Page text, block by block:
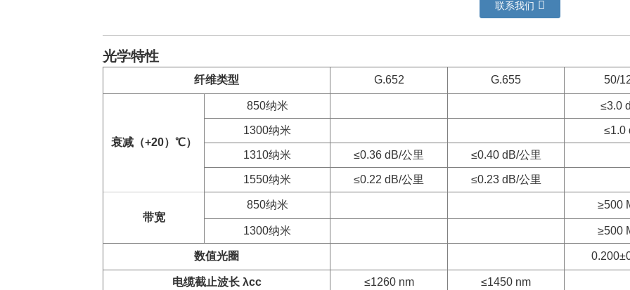
联系我们
光学特性
纤维类型 G.652 G.655 50/
衰减（+20） ℃）
850纳米 ≤3.0
1300纳米 ≤1.0
1310纳米 ≤0.36 dB/公里 ≤0.40 dB/公里
1550纳米 ≤0.22 dB/公里 ≤0.23 dB/公里
带宽
850纳米 ≥500
1300纳米 ≥500
数值光圈
电缆截止波长 λcc ≤1260 nm ≤1450 nm